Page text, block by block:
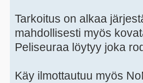
Tarkoitus on alkaa
mahdollisesti myös
Peliseuraa löytyy joka
Käy ilmottautuu myös